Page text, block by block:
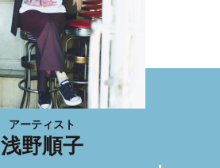
アーティスト
浅野順子